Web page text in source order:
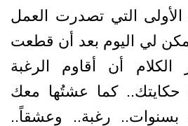
الأولى التي تصدرت العمل
لي اليوم بعد أن قطعت
الكلام أن أقاوم الرغبة
حكايتك.. كما عشتُها معك
بسنوات.. رغبة.. وعشقاً..